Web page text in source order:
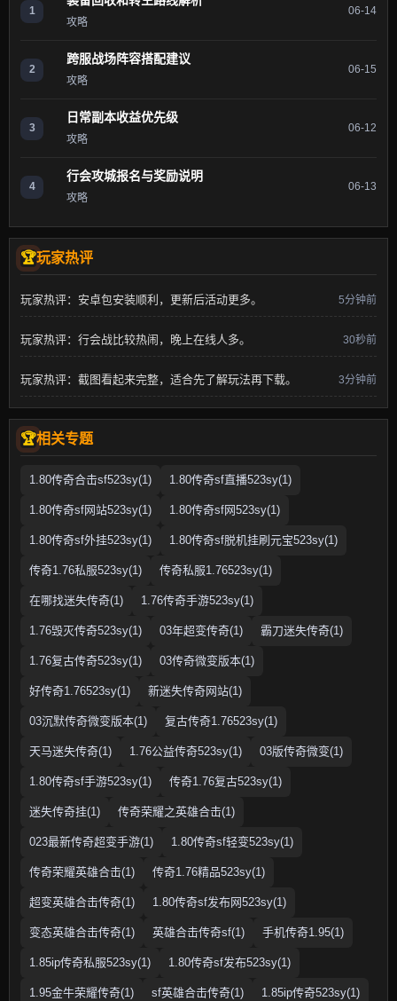
1
攻略
06-14
2
跨服战场阵容搭配建议
攻略
06-15
3
日常副本收益优先级
攻略
06-12
4
行会攻城报名与奖励说明
攻略
06-13
玩家热评
玩家热评：安卓包安装顺利，更新后活动更多。 5分钟前
玩家热评：行会战比较热闹，晚上在线人多。 30秒前
玩家热评：截图看起来完整，适合先了解玩法再下载。 3分钟前
相关专题
1.80传奇合击sf523sy(1) 1.80传奇sf直播523sy(1)
1.80传奇sf网站523sy(1) 1.80传奇sf网523sy(1)
1.80传奇sf外挂523sy(1) 1.80传奇sf脱机挂刷元宝523sy(1)
传奇1.76私服523sy(1) 传奇私服1.76523sy(1)
在哪找迷失传奇(1) 1.76传奇手游523sy(1)
1.76毁灭传奇523sy(1) 03年超变传奇(1) 霸刀迷失传奇(1)
1.76复古传奇523sy(1) 03传奇微变版本(1)
好传奇1.76523sy(1) 新迷失传奇网站(1)
03沉默传奇微变版本(1) 复古传奇1.76523sy(1)
天马迷失传奇(1) 1.76公益传奇523sy(1) 03版传奇微变(1)
1.80传奇sf手游523sy(1) 传奇1.76复古523sy(1)
迷失传奇挂(1) 传奇荣耀之英雄合击(1)
023最新传奇超变手游(1) 1.80传奇sf轻变523sy(1)
传奇荣耀英雄合击(1) 传奇1.76精品523sy(1)
超变英雄合击传奇(1) 1.80传奇sf发布网523sy(1)
变态英雄合击传奇(1) 英雄合击传奇sf(1) 手机传奇1.95(1)
1.85ip传奇私服523sy(1) 1.80传奇sf发布523sy(1)
1.95金牛荣耀传奇(1) sf英雄合击传奇(1) 1.85ip传奇523sy(1)